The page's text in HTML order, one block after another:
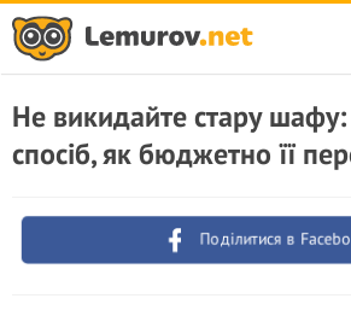
Не викидайте стару
спосіб, як бюджетно її
Поділитися в